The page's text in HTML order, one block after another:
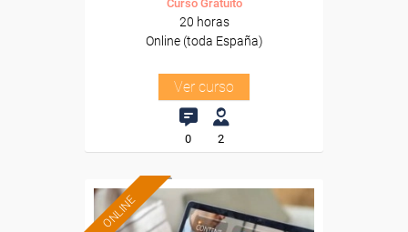
Curso Gratuito
20 horas
Online (toda España)
Ver curso
0 2
ONLINE